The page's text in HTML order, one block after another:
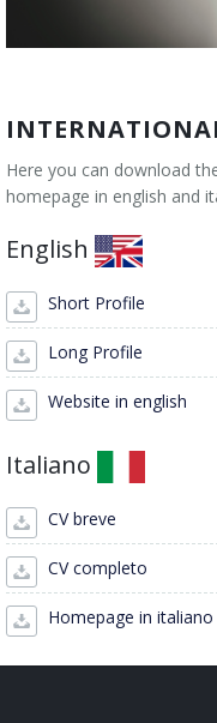
Here you can download
homepage in english and
English
Short Profile
Long Profile
Website in english
Italiano
CV breve
CV completo
Homepage in italiano